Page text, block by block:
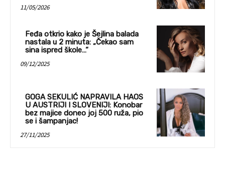
11/05/2026
Feđa otkrio kako je Šejlina balada
nastala u 2 minuta: „Čekao sam
sina ispred škole…“
09/12/2025
GOGA SEKULIĆ NAPRAVILA HAOS
U AUSTRIJI I SLOVENIJI: Konobar
bez majice doneo joj 500 ruža, pio
se i šampanjac!
27/11/2025